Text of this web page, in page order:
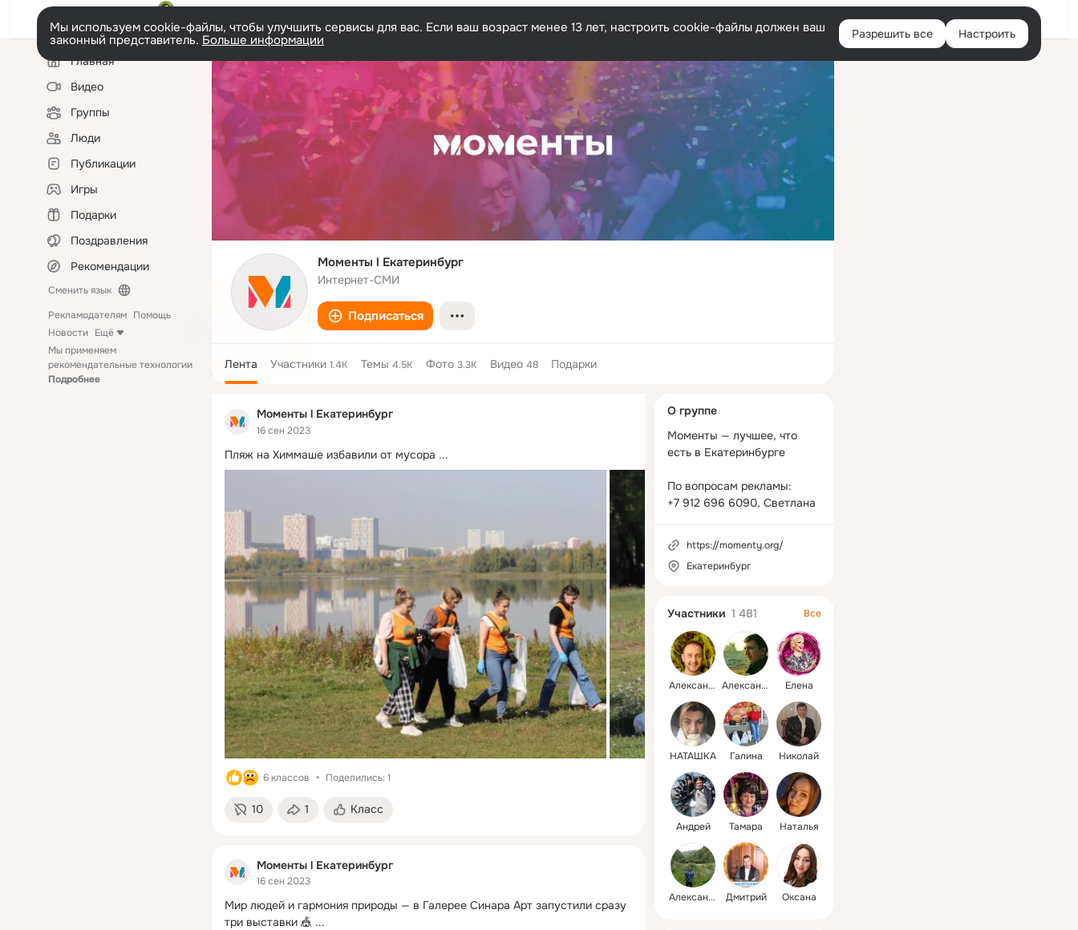
Войти
Мы используем cookie-файлы, чтобы улучшить сервисы для вас. Если ваш возраст менее 13 лет, настроить cookie-файлы должен ваш
законный представитель. Больше информации Разрешить все Настроить
Левая
колонкаГлавная
Видео
Группы
Люди
Публикации
Игры
Подарки
Поздравления
Рекомендации
Сменить язык
Рекламодателям Помощь
Новости Ещё
Мы применяем
рекомендательные технологии
Подробнее
Моменты l Екатеринбург
Интернет-СМИ
Подписаться
Лента Участники 1.4K Темы 4.5K Фото 3.3K Видео 48 Подарки
Моменты l Екатеринбург
16 сен 2023
Пляж на Химмаше избавили от мусора ...
6 классов Поделились: 1
10 1 Класс
Моменты l Екатеринбург
16 сен 2023
Мир людей и гармония природы — в Галерее Синара Арт запустили сразу
три выставки 🎪 ...
колонка
О группе
Моменты — лучшее, что
есть в Екатеринбурге
По вопросам рекламы:
+7 912 696 6090, Светлана
https://momenty.org/
Екатеринбург
Участники 1 481 Все
Александр Александр Елена
НАТАШКА Галина Николай
Андрей Тамара Наталья
Александр Дмитрий Оксана